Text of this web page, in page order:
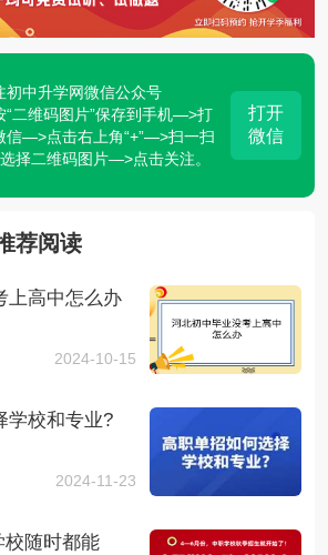
初中升学网微信公众号
“二维码图片”保存到手机—>打
信—>点击右上角“+”—>扫一扫
择二维码图片—>点击关注。
打开
微信
荐阅读
上高中怎么办
2024-10-15
学校和专业?
2024-11-23
随时都能